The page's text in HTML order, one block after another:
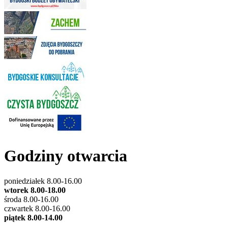
Godziny otwarcia
poniedziałek 8.00-16.00
wtorek 8.00-18.00
środa 8.00-16.00
czwartek 8.00-16.00
piątek 8.00-14.00